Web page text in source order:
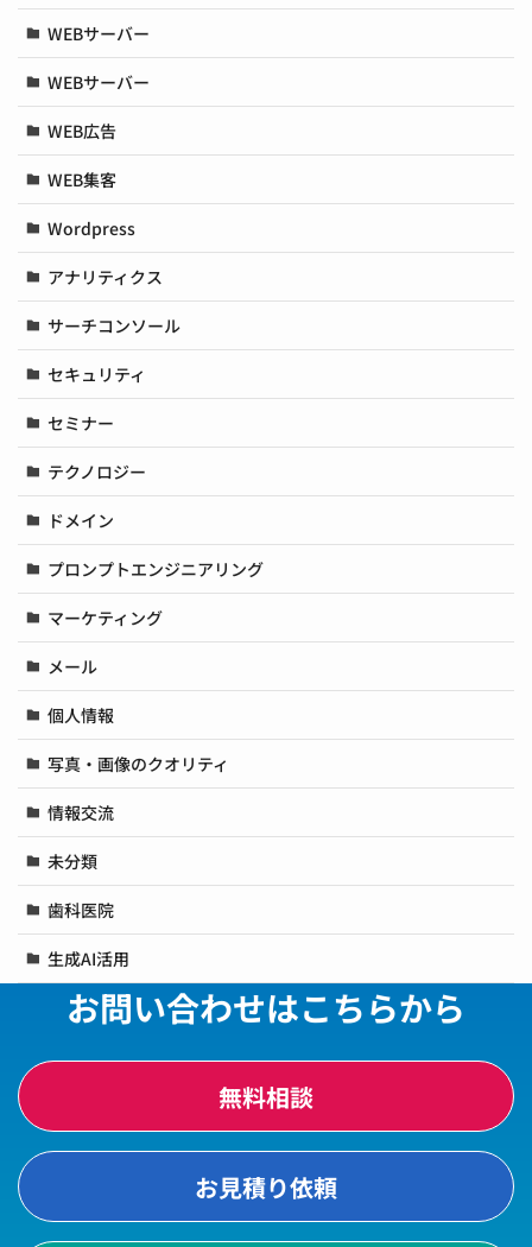
WEBサーバー
WEBサーバー
WEB広告
WEB集客
Wordpress
アナリティクス
サーチコンソール
セキュリティ
セミナー
テクノロジー
ドメイン
プロンプトエンジニアリング
マーケティング
メール
個人情報
写真・画像のクオリティ
情報交流
未分類
歯科医院
生成AI活用
お問い合わせはこちらから
無料相談
お見積り依頼